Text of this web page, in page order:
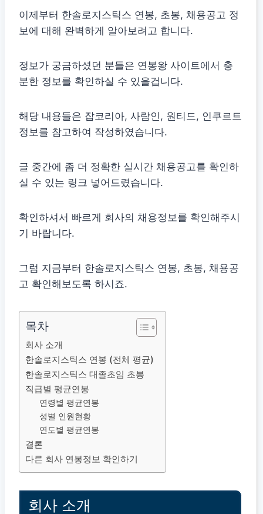
이제부터 한솔로지스틱스 연봉, 초봉, 채용공고 정
보에 대해 완벽하게 알아보려고 합니다.
정보가 궁금하셨던 분들은 연봉왕 사이트에서 충
분한 정보를 확인하실 수 있을겁니다.
해당 내용들은 잡코리아, 사람인, 원티드, 인쿠르트
정보를 참고하여 작성하였습니다.
글 중간에 좀 더 정확한 실시간 채용공고를 확인하
실 수 있는 링크 넣어드렸습니다.
확인하셔서 빠르게 회사의 채용정보를 확인해주시
기 바랍니다.
그럼 지금부터 한솔로지스틱스 연봉, 초봉, 채용공
고 확인해보도록 하시죠.
목차
회사 소개
한솔로지스틱스 연봉 (전체 평균)
한솔로지스틱스 대졸초임 초봉
직급별 평균연봉
연령별 평균연봉
성별 인원현황
연도별 평균연봉
결론
다른 회사 연봉정보 확인하기
회사 소개